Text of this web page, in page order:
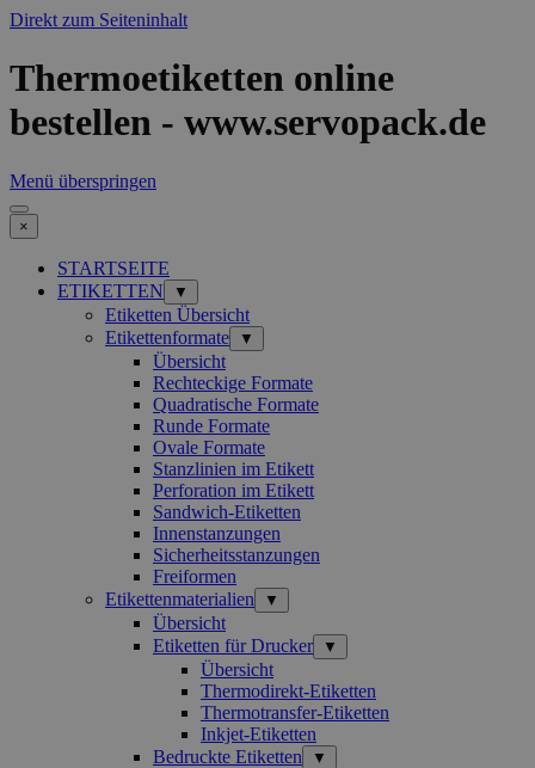
Direkt zum Seiteninhalt
Thermoetiketten online
bestellen - www.servopack.de
Menü überspringen
×
STARTSEITE
ETIKETTEN
▼
Etiketten Übersicht
Etikettenformate
▼
Übersicht
Rechteckige Formate
Quadratische Formate
Runde Formate
Ovale Formate
Stanzlinien im Etikett
Perforation im Etikett
Sandwich-Etiketten
Innenstanzungen
Sicherheitsstanzungen
Freiformen
Etikettenmaterialien
▼
Übersicht
Etiketten für Drucker
▼
Übersicht
Thermodirekt-Etiketten
Thermotransfer-Etiketten
Inkjet-Etiketten
Bedruckte Etiketten
▼